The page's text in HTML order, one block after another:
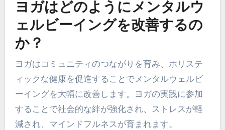
ヨガはどのようにメンタルウ
ェルビーイングを改善するの
か？
ヨガはコミュニティのつながりを育み、ホリステ
ィックな健康を促進することでメンタルウェルビ
ーイングを大幅に改善します。ヨガの実践に参加
することで社会的な絆が強化され、ストレスが軽
減され、マインドフルネスが育まれます。